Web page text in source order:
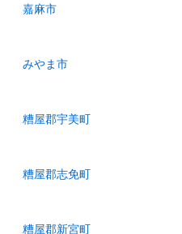
嘉麻市
みやま市
糟屋郡宇美町
糟屋郡志免町
糟屋郡新宮町